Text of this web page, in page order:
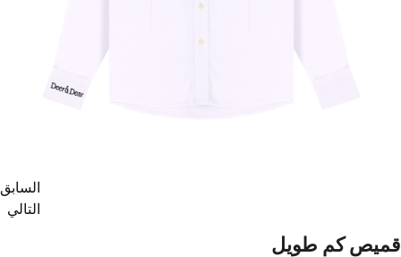
السابق
التالي
قميص كم طويل